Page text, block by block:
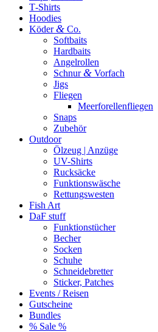
T‑Shirts
Hoodies
Köder& Co.
Softbaits
Hardbaits
Angelrollen
Schnur& Vorfach
Jigs
Fliegen
Meerforellenfliegen
Snaps
Zubehör
Outdoor
Ölzeug | Anzüge
UV-Shirts
Rucksäcke
Funktionswäsche
Rettungswesten
Fish Art
DaF stuff
Funktionstücher
Becher
Socken
Schuhe
Schneidebretter
Sticker, Patches
Events / Reisen
Gutscheine
Bundles
% Sale %